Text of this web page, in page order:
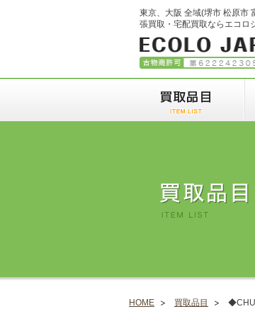
東京、大阪 全域(堺市 松原市
張買取・宅配買取ならエコロ
HOME 買取品目